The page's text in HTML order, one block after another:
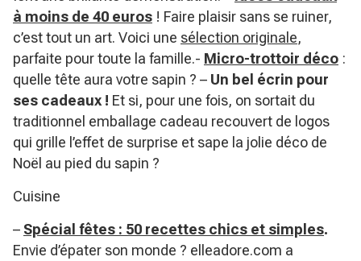
à moins de 40 euros ! Faire plaisir sans se ruiner,
c’est tout un art. Voici une sélection originale,
parfaite pour toute la famille.- Micro-trottoir déco :
quelle tête aura votre sapin ? – Un bel écrin pour
ses cadeaux ! Et si, pour une fois, on sortait du
traditionnel emballage cadeau recouvert de logos
qui grille l’effet de surprise et sape la jolie déco de
Noël au pied du sapin ?
Cuisine
– Spécial fêtes : 50 recettes chics et simples.
Envie d’épater son monde ? elleadore.com a